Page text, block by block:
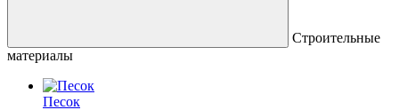
Строительные
материалы
Песок